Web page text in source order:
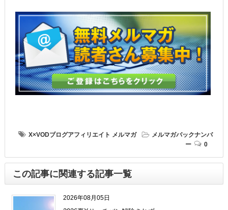
X×VODブログアフィリエイト メルマガ
メルマガバックナンバ
ー
0
この記事に関連する記事一覧
2026年08月05日